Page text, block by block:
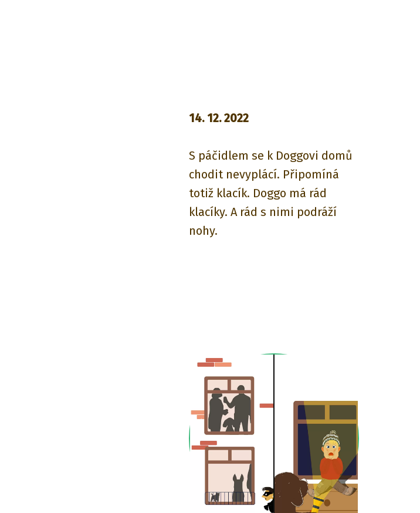
14. 12. 2022
S páčidlem se k Doggovi domů
chodit nevyplácí. Připomíná
totiž klacík. Doggo má rád
klacíky. A rád s nimi podráží
nohy.